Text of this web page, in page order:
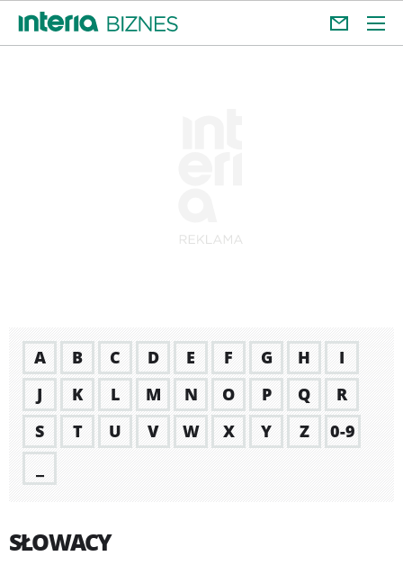
A B C D E F G H
I
J
K L M N O P Q
R
S
T U V W X Y Z
0-9
SŁOWACY